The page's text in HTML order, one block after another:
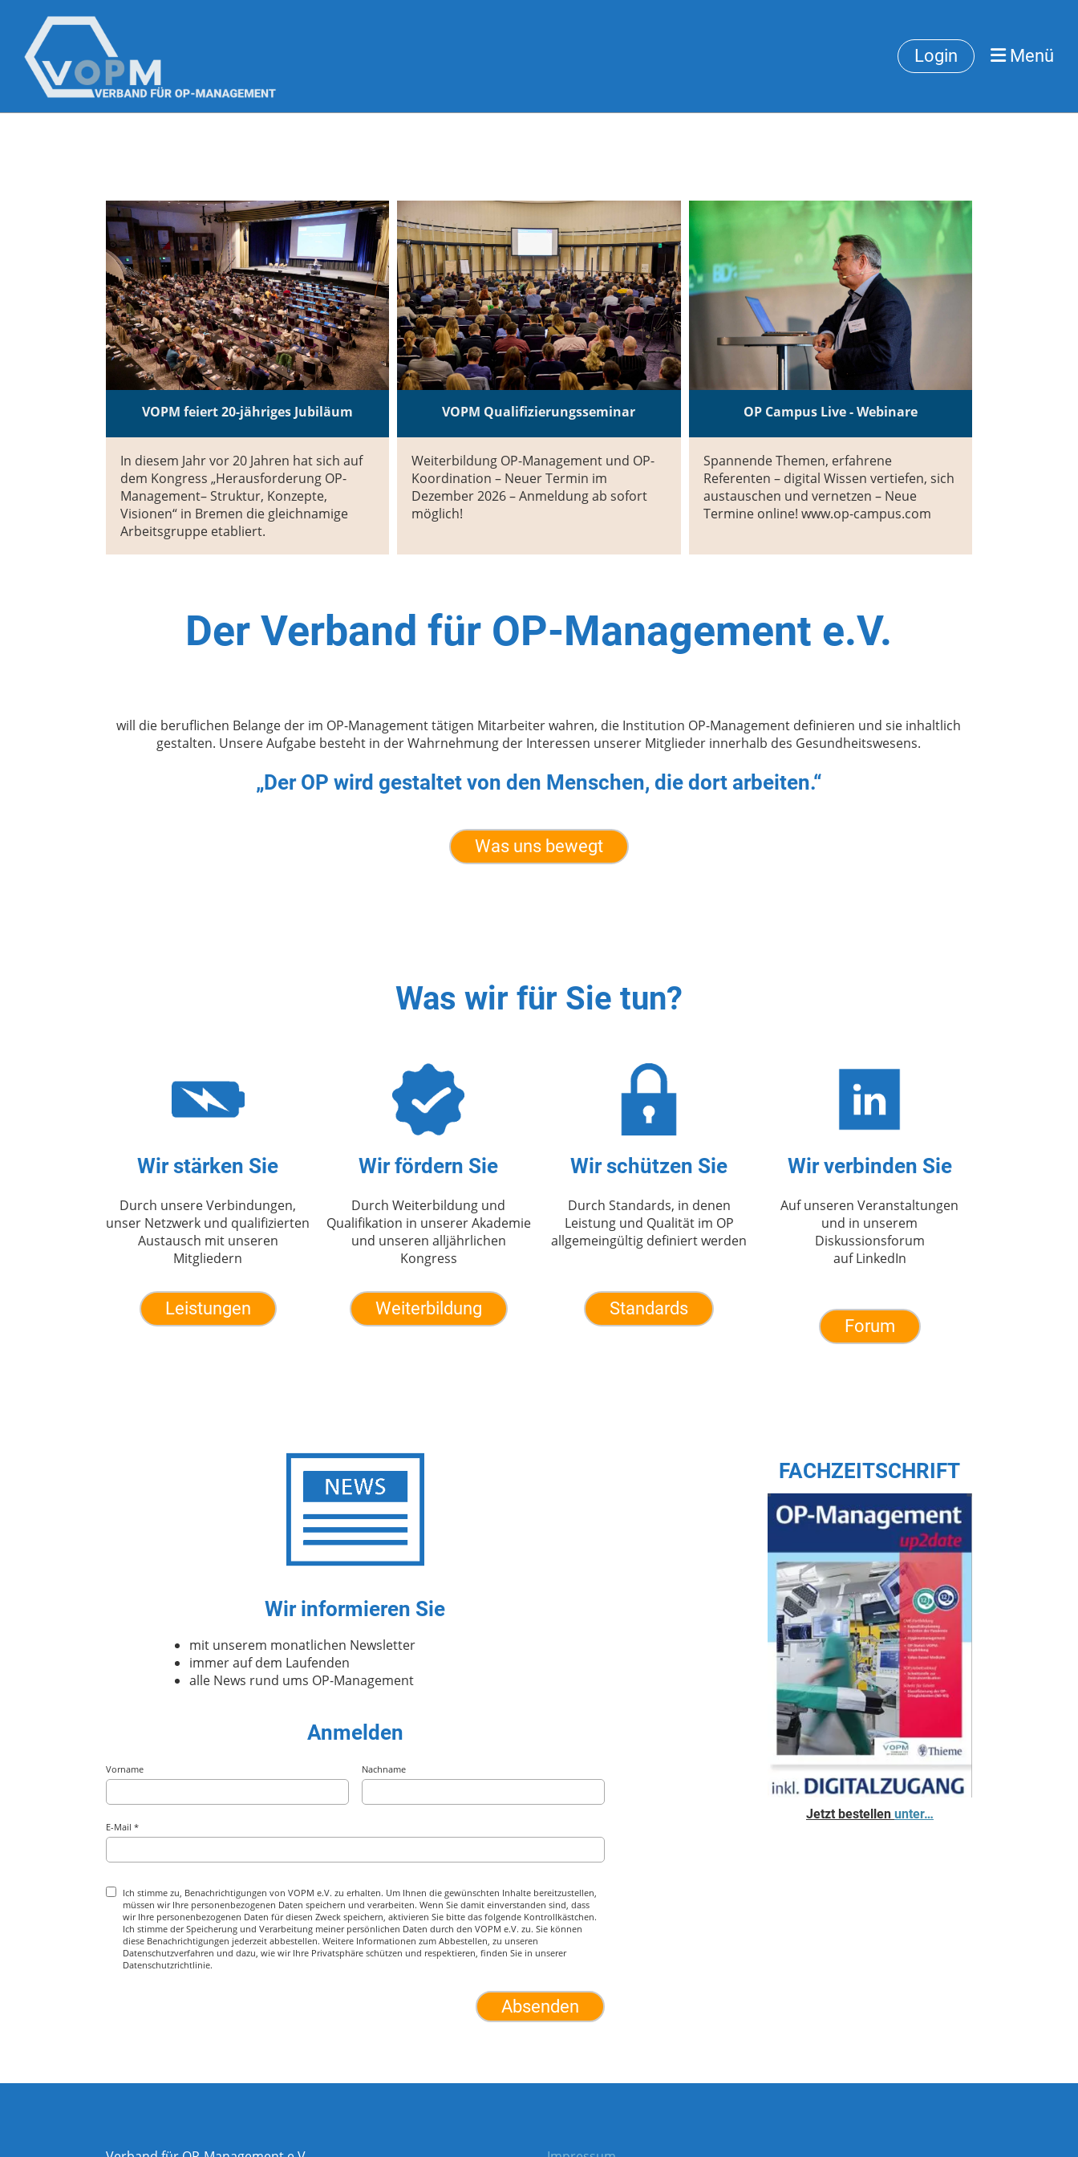
Login Menü
VOPM feiert 20-jähriges Jubiläum
In diesem Jahr vor 20 Jahren hat sich auf
dem Kongress „Herausforderung OP-
Management– Struktur, Konzepte,
Visionen“ in Bremen die gleichnamige
Arbeitsgruppe etabliert.
VOPM Qualifizierungsseminar
Weiterbildung OP-Management und OP-
Koordination – Neuer Termin im
Dezember 2026 – Anmeldung ab sofort
möglich!
OP Campus Live - Webinare
Spannende Themen, erfahrene
Referenten – digital Wissen vertiefen, sich
austauschen und vernetzen – Neue
Termine online! www.op-campus.com
Der Verband für OP-Management e.V.
will die beruflichen Belange der im OP-Management tätigen Mitarbeiter wahren, die Institution OP-Management definieren und sie inhaltlich
gestalten. Unsere Aufgabe besteht in der Wahrnehmung der Interessen unserer Mitglieder innerhalb des Gesundheitswesens.
„Der OP wird gestaltet von den Menschen, die dort arbeiten.“
Was uns bewegt
Was wir für Sie tun?
Wir stärken Sie
Durch unsere Verbindungen,
unser Netzwerk und qualifizierten
Austausch mit unseren
Mitgliedern
Leistungen
Wir fördern Sie
Durch Weiterbildung und
Qualifikation in unserer Akademie
und unseren alljährlichen
Kongress
Weiterbildung
Wir schützen Sie
Durch Standards, in denen
Leistung und Qualität im OP
allgemeingültig definiert werden
Standards
Wir verbinden Sie
Auf unseren Veranstaltungen
und in unserem
Diskussionsforum
auf LinkedIn
Forum
Wir informieren Sie
mit unserem monatlichen Newsletter
immer auf dem Laufenden
alle News rund ums OP-Management
Anmelden
Vorname Nachname
E-Mail *
Ich stimme zu, Benachrichtigungen von VOPM e.V. zu erhalten. Um Ihnen die gewünschten Inhalte bereitzustellen,
müssen wir Ihre personenbezogenen Daten speichern und verarbeiten. Wenn Sie damit einverstanden sind, dass
wir Ihre personenbezogenen Daten für diesen Zweck speichern, aktivieren Sie bitte das folgende Kontrollkästchen.
Ich stimme der Speicherung und Verarbeitung meiner persönlichen Daten durch den VOPM e.V. zu. Sie können
diese Benachrichtigungen jederzeit abbestellen. Weitere Informationen zum Abbestellen, zu unseren
Datenschutzverfahren und dazu, wie wir Ihre Privatsphäre schützen und respektieren, finden Sie in unserer
Datenschutzrichtlinie.
FACHZEITSCHRIFT
Jetzt bestellen unter…